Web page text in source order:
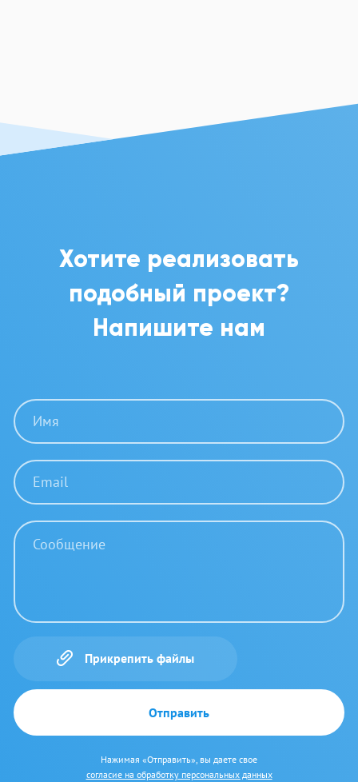
Хотите реализовать
подобный проект?
Напишите нам
Прикрепить файлы
Нажимая «Отправить», вы даете свое
согласие на обработку персональных данных